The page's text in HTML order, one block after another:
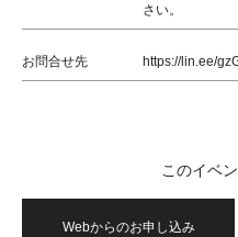
さい。
お問合せ先 https://lin.ee/
このイベ
Webからのお申し込み